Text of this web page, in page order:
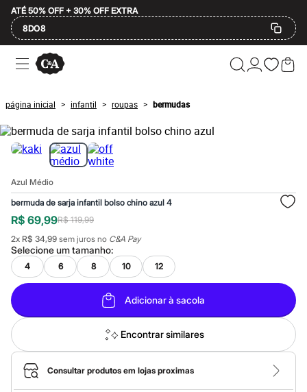
ATÉ 50% OFF + 30% OFF EXTRA
8DO8
Ofertas
Compre por Departamento
Masculino
Infantil
Calçados
Mindse7
Plus Size
Até 20% off
Até 60% off
A partir de 60% off
Feminino
Em alta
Inverno
Alfaiataria
Novidades
Roupas
Blusas e Camisetas
Básicos
Calças
Casacos e Jaquetas
Jeans
Macacões
Saias
Shorts e Bermudas
Vestidos
página inicial > infantil > roupas > bermudas
Azul Médio
bermuda de sarja infantil bolso chino azul 4
R$ 69,99R$ 119,99
2x R$ 34,99 sem juros no C&A Pay
Selecione umtamanho:
4 6 8 10 12
Adicionar à sacola
Encontrar similares
Consultar produtos em lojas proximas